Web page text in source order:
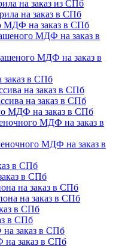
на заказ из СПб
на заказ в СПб
МДФ на заказ в СПб
МДФ на заказ в
МДФ на заказ в
заказ в СПб
на заказ в СПб
на заказ в СПб
МДФ на заказ в СПб
МДФ на заказ в
МДФ на заказ в
в СПб
в СПб
на заказ в СПб
на заказ в СПб
в СПб
в СПб
заказ в СПб
на заказ в СПб